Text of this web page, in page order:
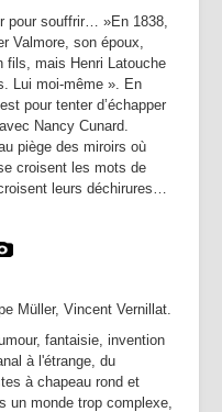
pour souffrir… »En 1838,
Valmore, son époux,
fils, mais Henri Latouche
Lui moi-même ». En
pour tenter d’échapper
Nancy Cunard.
piège des miroirs où
croisent les mots de
leurs déchirures…
Müller, Vincent Vernillat.
fantaisie, invention
à l'étrange, du
à chapeau rond et
un monde trop complexe,